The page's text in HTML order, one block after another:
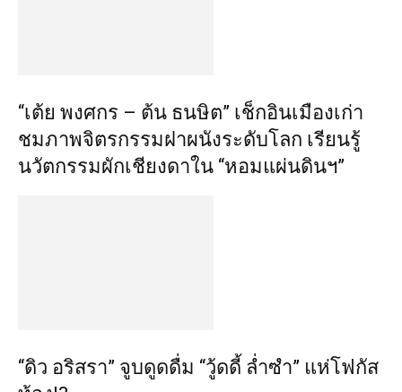
“เต้ย พงศกร – ต้น ธนษิต” เช็กอินเมืองเก่า
ชมภาพจิตรกรรมฝาผนังระดับโลก เรียนรู้
นวัตกรรมผักเชียงดาใน “หอมแผ่นดินฯ”
“ดิว อริสรา” จูบดูดดื่ม “วู้ดดี้ ล่ำซำ” แห่โฟกัส